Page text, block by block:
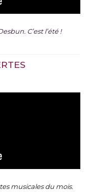
C’est l’été !
musicales du mois.